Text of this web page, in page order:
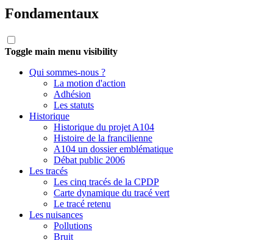
Fondamentaux
Toggle main menu visibility
Qui sommes-nous ?
La motion d'action
Adhésion
Les statuts
Historique
Historique du projet A104
Histoire de la francilienne
A104 un dossier emblématique
Débat public 2006
Les tracés
Les cinq tracés de la CPDP
Carte dynamique du tracé vert
Le tracé retenu
Les nuisances
Pollutions
Bruit